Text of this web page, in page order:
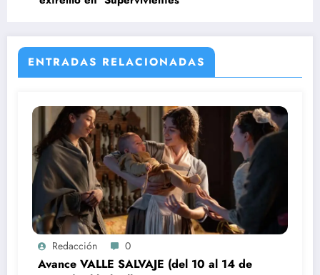
ENTRADAS RELACIONADAS
Redacción 0
Avance VALLE SALVAJE (del 10 al 14 de